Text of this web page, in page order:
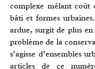
complexe mêlant coût
bâti et formes
ardue, surgit de plus
problème de la
s’agisse d’ensembles
articles de ce